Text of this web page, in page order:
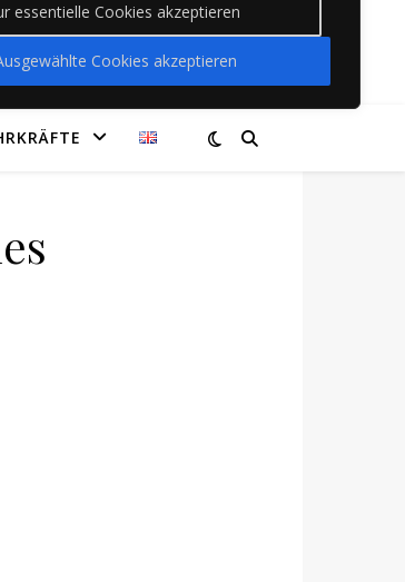
essentielle Cookies akzeptieren
Cookies akzeptieren